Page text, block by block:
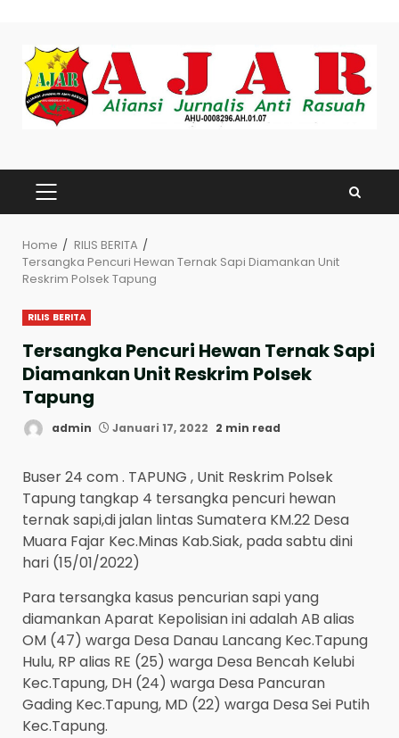
content
PRIMARY
MENU
Home
RILIS BERITA
Tersangka Pencuri Hewan Ternak Sapi Diamankan Unit
Reskrim Polsek Tapung
RILIS BERITA
Tersangka Pencuri Hewan Ternak Sapi
Diamankan Unit Reskrim Polsek
Tapung
admin Januari 17, 2022 2 min read
Buser 24 com . TAPUNG , Unit Reskrim Polsek
Tapung tangkap 4 tersangka pencuri hewan
ternak sapi,di jalan lintas Sumatera KM.22 Desa
Muara Fajar Kec.Minas Kab.Siak, pada sabtu dini
hari (15/01/2022)
Para tersangka kasus pencurian sapi yang
diamankan Aparat Kepolisian ini adalah AB alias
OM (47) warga Desa Danau Lancang Kec.Tapung
Hulu, RP alias RE (25) warga Desa Bencah Kelubi
Kec.Tapung, DH (24) warga Desa Pancuran
Gading Kec.Tapung, MD (22) warga Desa Sei Putih
Kec.Tapung.